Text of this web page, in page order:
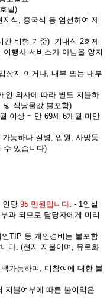
텔)
식, 중국식 등 엄선하여 제
간 비행 기준) 기내식 2회제
행사 서비스가 아님을 양지
장지 이거나, 내부 또는 내부
인 의사에 따라 별도 지불하
식당물값 불포함)
이상 ~ 만 69세 6개월 미만
능하나 질병, 입원, 사망등
질 수 있습니다)
인당 95 만원입니다. - 1인실
과 되므로 담당자에게 미리
TIP 등 개인경비는 불포함
다. (현지 지불이며, 유로화
가능하며, 미참여에 대한 불
불여부에 따른 불이익은